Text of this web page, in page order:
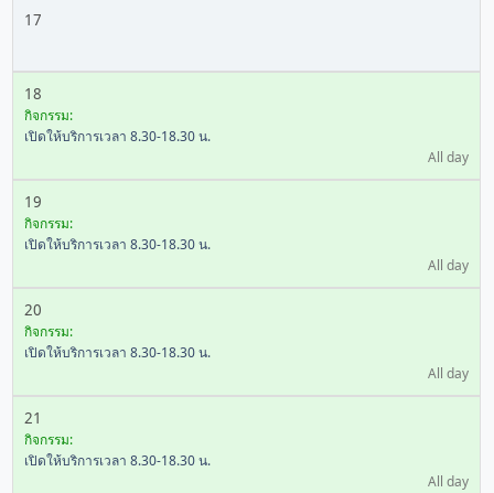
17
18
กิจกรรม:
เปิดให้บริการเวลา 8.30-18.30 น.
All day
19
กิจกรรม:
เปิดให้บริการเวลา 8.30-18.30 น.
All day
20
กิจกรรม:
เปิดให้บริการเวลา 8.30-18.30 น.
All day
21
กิจกรรม:
เปิดให้บริการเวลา 8.30-18.30 น.
All day